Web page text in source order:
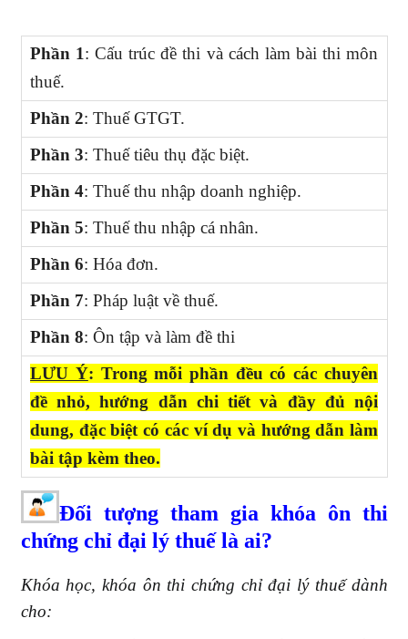
Phần 1: Cấu trúc đề thi và cách làm bài thi môn
thuế.
Phần 2: Thuế GTGT.
Phần 3: Thuế tiêu thụ đặc biệt.
Phần 4: Thuế thu nhập doanh nghiệp.
Phần 5: Thuế thu nhập cá nhân.
Phần 6: Hóa đơn.
Phần 7: Pháp luật về thuế.
Phần 8: Ôn tập và làm đề thi
LƯU Ý: Trong mỗi phần đều có các chuyên
đề nhỏ, hướng dẫn chi tiết và đầy đủ nội
dung, đặc biệt có các ví dụ và hướng dẫn làm
bài tập kèm theo.
Đối tượng tham gia khóa ôn thi
chứng chỉ đại lý thuế là ai?
Khóa học, khóa ôn thi chứng chỉ đại lý thuế dành
cho: